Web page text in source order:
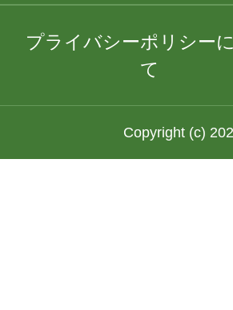
プライバシーポリシー
て
Copyright (c)